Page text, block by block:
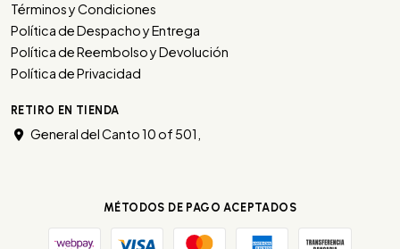
Términos y Condiciones
Política de Despacho y Entrega
Política de Reembolso y Devolución
Política de Privacidad
RETIRO EN TIENDA
General del Canto 10 of 501,
MÉTODOS DE PAGO ACEPTADOS